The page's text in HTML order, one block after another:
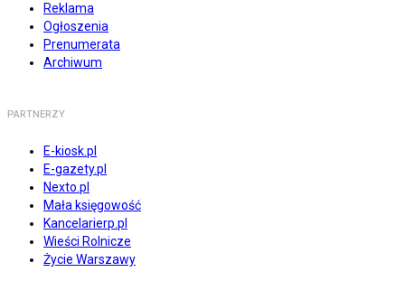
Reklama
Ogłoszenia
Prenumerata
Archiwum
PARTNERZY
E-kiosk.pl
E-gazety.pl
Nexto.pl
Mała księgowość
Kancelarierp.pl
Wieści Rolnicze
Życie Warszawy